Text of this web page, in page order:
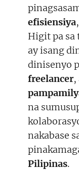
efisiensiya
Higit pa sa
ay isang
dinisenyo
freelancer,
na
nakabase
Pilipinas.